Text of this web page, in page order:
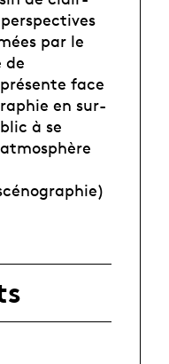
par le
de
face
en sur-
à se